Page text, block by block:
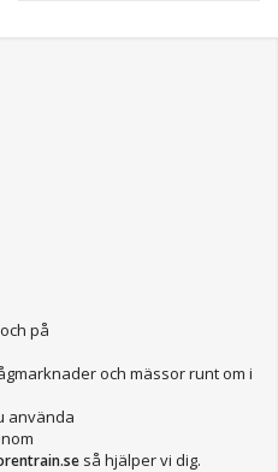
på
och mässor runt om i
använda
så hjälper vi dig.